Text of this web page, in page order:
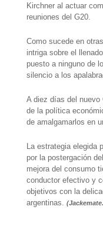
Kirchner al actuar
reuniones del G20.
Como sucede en
intriga sobre el
puesto a ninguno de
silencio a los
A diez días del nuevo
de la política
de amalgamarlos en
La estrategia elegida
por la postergación
mejora del consumo
conductor efectivo y
objetivos con la
argentinas.